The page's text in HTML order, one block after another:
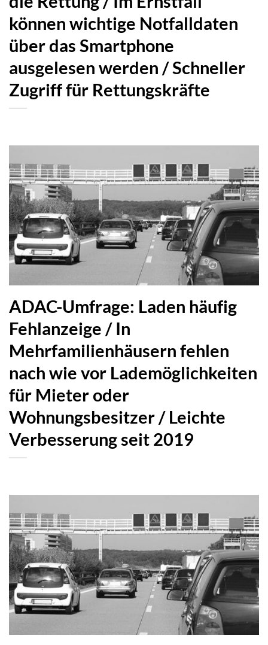
können wichtige Notfalldaten
über das Smartphone
ausgelesen werden / Schneller
Zugriff für Rettungskräfte
ADAC-Umfrage: Laden häufig
Fehlanzeige / In
Mehrfamilienhäusern fehlen
nach wie vor Lademöglichkeiten
für Mieter oder
Wohnungsbesitzer / Leichte
Verbesserung seit 2019